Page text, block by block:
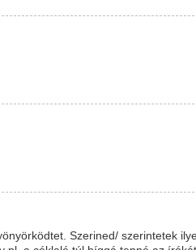
Szerined/ szerintetek